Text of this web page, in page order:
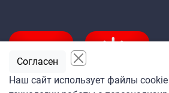
Наш сайт использует файлы
Согласен